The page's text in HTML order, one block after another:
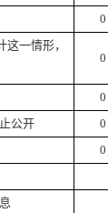
0
一情形，
0
0
公开 0
0